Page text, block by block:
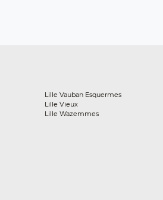
Lille Vauban Esquermes
Lille Vieux
Lille Wazemmes